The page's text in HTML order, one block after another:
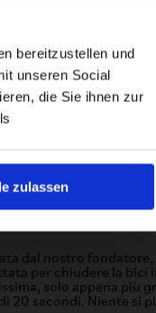
bereitzustellen und
unseren Social
die Sie ihnen zur
zulassen
dal nostro fondatore,
per chiudere la bici
solo appena più
20 secondi. Niente si